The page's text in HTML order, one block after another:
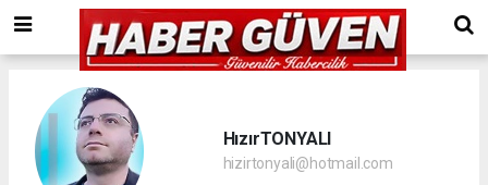
HızırTONYALI
hizirtonyali@hotmail.com